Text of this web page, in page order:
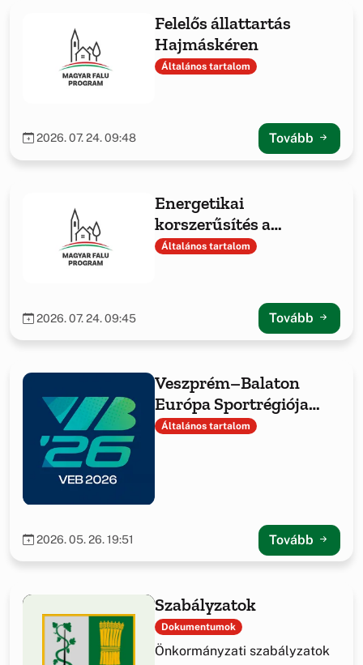
Felelős állattartás
Hajmáskéren
Általános tartalom
2026. 07. 24. 09:48 Tovább
Energetikai
korszerűsítés a
Hajmáskéri Közös
Általános tartalom
2026. 07. 24. 09:45 Tovább
Veszprém–Balaton
Európa Sportrégiója
2026 Hajmáskéren
Általános tartalom
2026. 05. 26. 19:51 Tovább
Szabályzatok
Dokumentumok
Önkormányzati szabályzatok